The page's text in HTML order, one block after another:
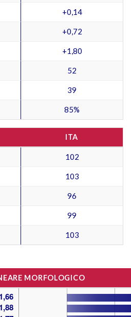
+0,14
+0,72
+1,80
52
39
85%
ITA
102
103
96
99
103
MORFOLOGICO